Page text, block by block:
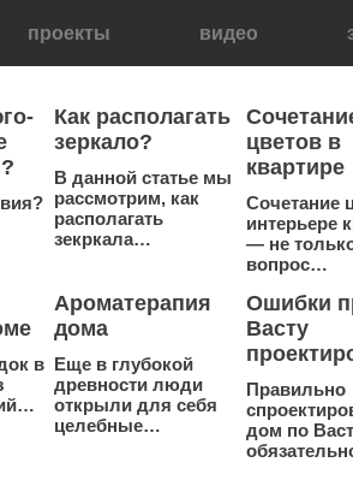
проекты видео
Как располагать
зеркало?
В данной статье мы
рассмотрим, как
располагать
зекркала…
цветов в
квартире
Сочетание
интерьере
— не
вопрос…
в
Ароматерапия
дома
Еще в глубокой
древности люди
открыли для себя
целебные…
Ошибки
Васту
Правильно
дом по